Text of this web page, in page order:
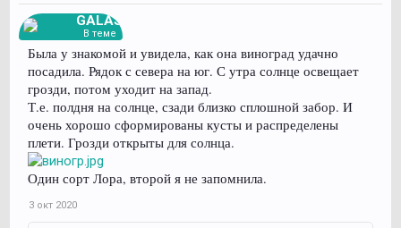
GALAS
В теме
Была у знакомой и увидела, как она виноград удачно
посадила. Рядок с севера на юг. С утра солнце освещает
грозди, потом уходит на запад.
Т.е. полдня на солнце, сзади близко сплошной забор. И
очень хорошо сформированы кусты и распределены
плети. Грозди открыты для солнца.
Один сорт Лора, второй я не запомнила.
3 окт 2020